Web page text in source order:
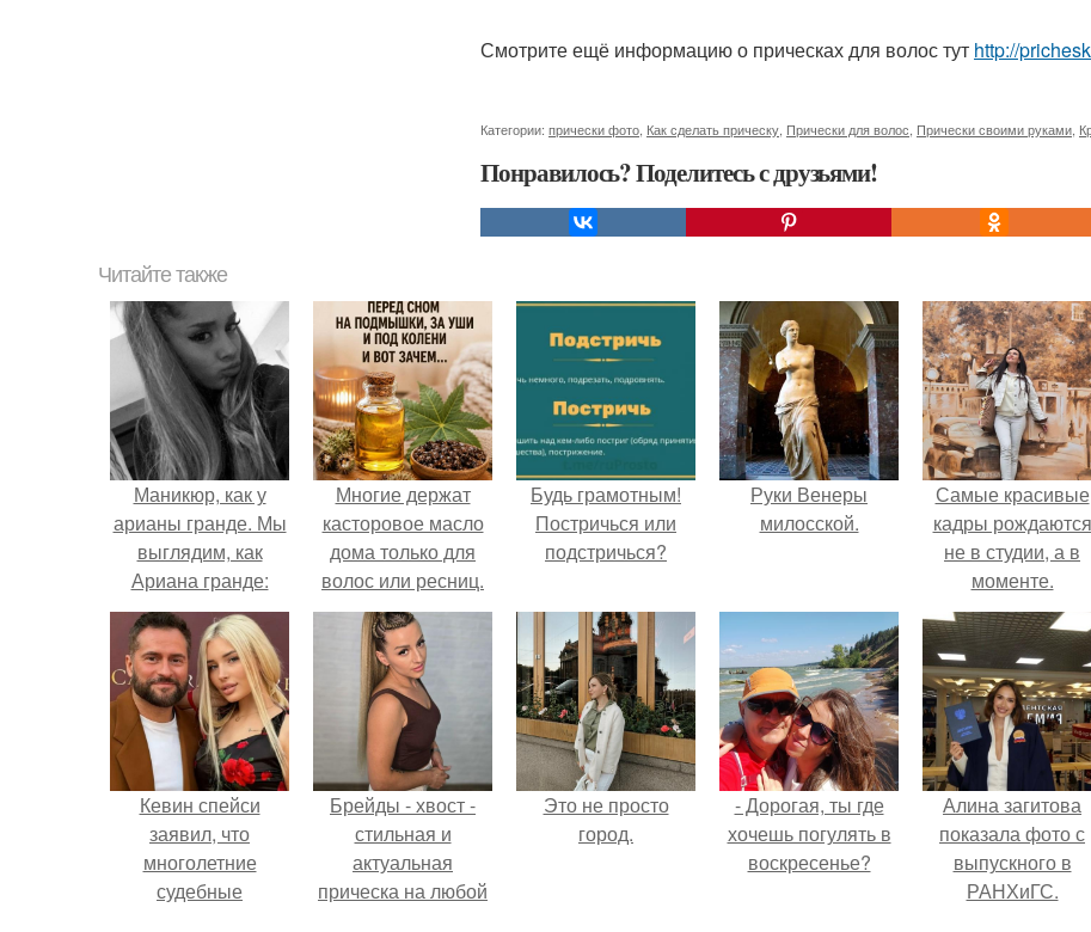
Смотрите ещё информацию о прическах для волос тут http://
Категории: прически фото Как сделать прическу Прически для волос Прически своими руками
Понравилось? Поделитесь с друзьями!
Читайте также
Маникюр, как у
арианы гранде. Мы
выглядим, как
Ариана гранде:
Многие держат
касторовое масло
дома только для
волос или ресниц.
Будь грамотным!
Постричься или
подстричься?
Руки Венеры
милосской.
Самые красивые
кадры рождаются
не в студии, а в
моменте.
Кевин спейси
заявил, что
многолетние
судебные
Брейды - хвост -
стильная и
актуальная
прическа на любой
Это не просто
город.
- Дорогая, ты где
хочешь погулять в
воскресенье?
Алина загитова
показала фото с
выпускного в
РАНХиГС.